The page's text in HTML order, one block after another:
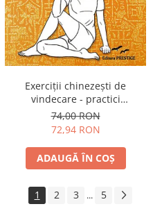
Exerciţii chinezeşti de
vindecare - practici
personalizate pentru sănătate
şi longevitate
74,00 RON
72,94 RON
ADAUGĂ ÎN COȘ
1 2 3 ... 5